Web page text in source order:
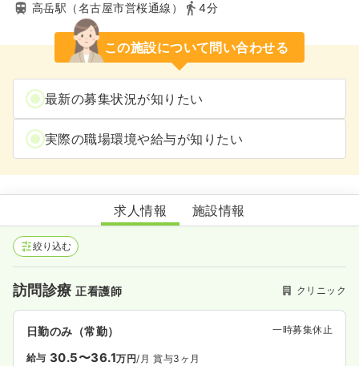
高岳駅（名古屋市営桜通線）
4分
この施設について問い合わせる
最新の募集状況が知りたい
実際の職場環境や給与が知りたい
もくれんクリニック
求人情報 施設情報
絞り込む
訪問診療正看護師 クリニック
日勤のみ（常勤） 一時募集休止
給与 30.5〜36.1万円/月 賞与3ヶ月